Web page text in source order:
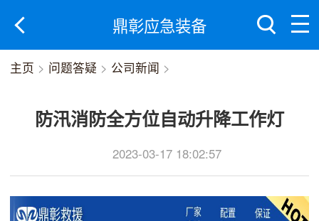
鼎彰应急装备
主页 > 问题答疑 > 公司新闻 >
防汛消防全方位自动升降工作灯
2023-03-17 18:02:57